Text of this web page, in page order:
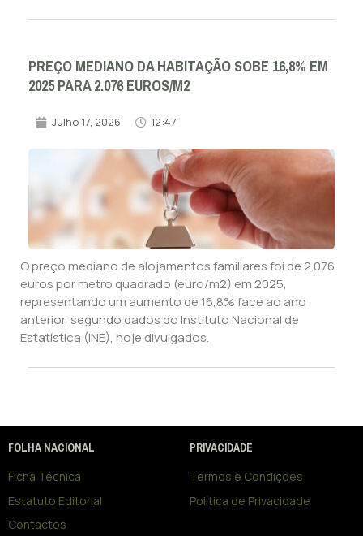
PREÇO MEDIANO DA HABITAÇÃO SOBE 16,8% EM
2025 PARA 2.076 EUROS/M2
Julho 17, 2026 12:47
O preço mediano de alojamentos familiares foi de 2.076
euros por metro quadrado (euro/m2) em 2025,
representando um aumento de 16,8% face ao ano
anterior, segundo dados do Instituto Nacional de
Estatística (INE), hoje divulgados.
FOLHA NACIONAL
Ficha Técnica
Estatuto Editorial
Contactos
PRIVACIDADE
Termos e Condições
Política de Privacidade